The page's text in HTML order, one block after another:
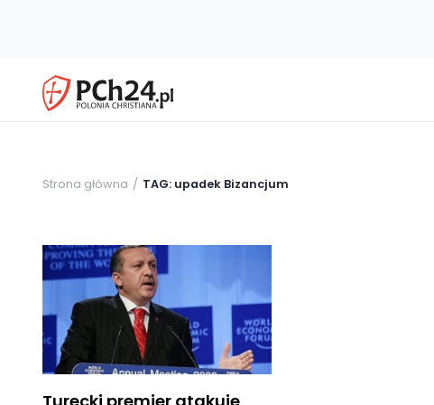
Strona główna TAG: upadek Bizancjum